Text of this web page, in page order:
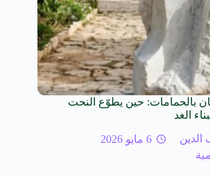
بالحمامات: حين يطوّع النحت
الغد
6 مايو 2026